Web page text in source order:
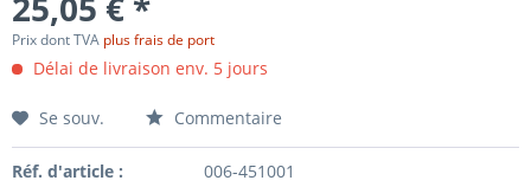
Prix dont TVA plus frais de port
Délai de livraison env. 5 jours
Se souv. Commentaire
Réf. d'article : 006-451001